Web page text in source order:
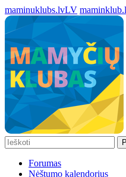
maminuklubs.lvLV
Forumas
Nėštumo kalendorius